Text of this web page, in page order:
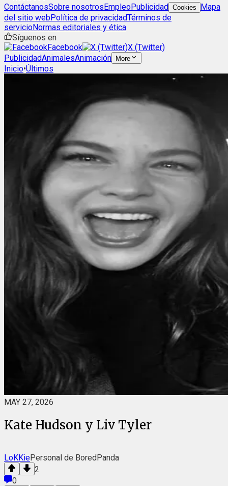
ContáctanosSobre nosotrosEmpleoPublicidad Cookies
Mapa
del sitio webPolítica de privacidadTérminos de
servicioNormas editoriales y ética
Síguenos en
Facebook
X (Twitter)
PublicidadAnimalesAnimación More
Inicio•Últimos
MAY 27, 2026
Kate Hudson y Liv Tyler
LoKKiePersonal de BoredPanda
2
0